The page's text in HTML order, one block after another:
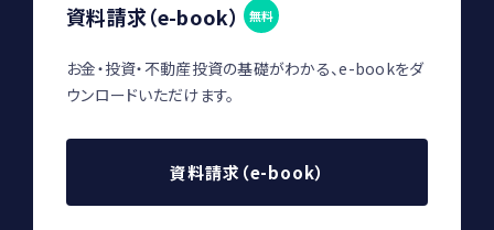
資料請求（e-book） 無料
お金・投資・不動産投資の基礎がわかる、e-bookをダ
ウンロードいただけます。
資料請求（e-book）